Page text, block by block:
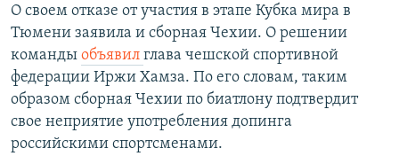
О своем отказе от участия в этапе Кубка мира в
Тюмени заявила и сборная Чехии. О решении
команды объявил глава чешской спортивной
федерации Иржи Хамза. По его словам, таким
образом сборная Чехии по биатлону подтвердит
свое неприятие употребления допинга
российскими спортсменами.